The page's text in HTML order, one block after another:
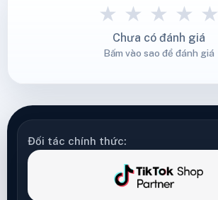
★ ★ ★ ★ ★
Chưa có đánh giá
Bấm vào sao để đánh giá
Đối tác chính thức: